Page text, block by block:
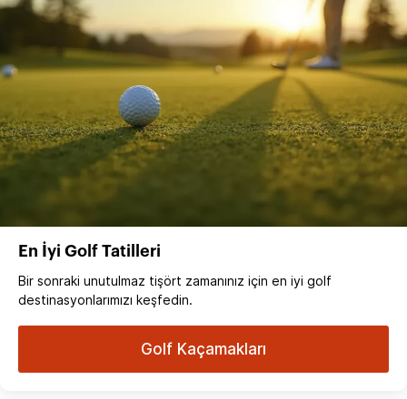
En İyi Golf Tatilleri
Bir sonraki unutulmaz tişört zamanınız için en iyi golf
destinasyonlarımızı keşfedin.
Golf Kaçamakları